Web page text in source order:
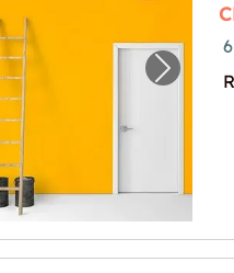
"Cherchez-vous
Image